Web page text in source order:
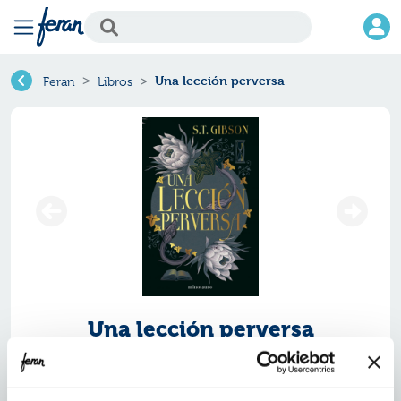
Feran Libros Una lección perversa
Una lección perversa
Ref.
ISBN:9788445019085